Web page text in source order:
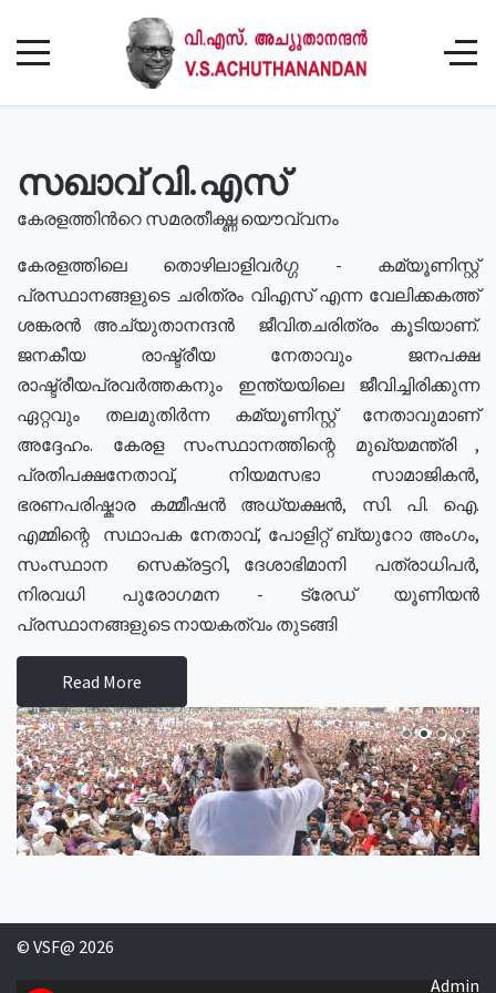
സഖാവ് വി.എസ്
കേരളത്തിൻറെ സമരതീക്ഷ്ണ യൌവ്വനം
കേരളത്തിലെ തൊഴിലാളിവർഗ്ഗ - കമ്യൂണിസ്റ്റ്
പ്രസ്ഥാനങ്ങളുടെ ചരിത്രം വിഎസ് എന്ന വേലിക്കകത്ത്
ശങ്കരൻ അച്യുതാനന്ദൻ ജീവിതചരിത്രം കൂടിയാണ്.
ജനകീയ രാഷ്ട്രീയ നേതാവും ജനപക്ഷ
രാഷ്ട്രീയപ്രവർത്തകനും ഇന്ത്യയിലെ ജീവിച്ചിരിക്കുന്ന
ഏറ്റവും തലമുതിർന്ന കമ്യൂണിസ്റ്റ് നേതാവുമാണ്
അദ്ദേഹം. കേരള സംസ്ഥാനത്തിന്റെ മുഖ്യമന്ത്രി ,
പ്രതിപക്ഷനേതാവ്, നിയമസഭാ സാമാജികൻ,
ഭരണപരിഷ്കാര കമ്മീഷൻ അധ്യക്ഷൻ, സി. പി. ഐ.
എമ്മിന്റെ സഥാപക നേതാവ്, പോളിറ്റ് ബ്യുറോ അംഗം,
സംസ്ഥാന സെക്രട്ടറി, ദേശാഭിമാനി പത്രാധിപർ,
നിരവധി പുരോഗമന - ട്രേഡ് യൂണിയൻ
പ്രസ്ഥാനങ്ങളുടെ നായകത്വം തുടങ്ങി
Read More
© VSF@ 2026
Admin